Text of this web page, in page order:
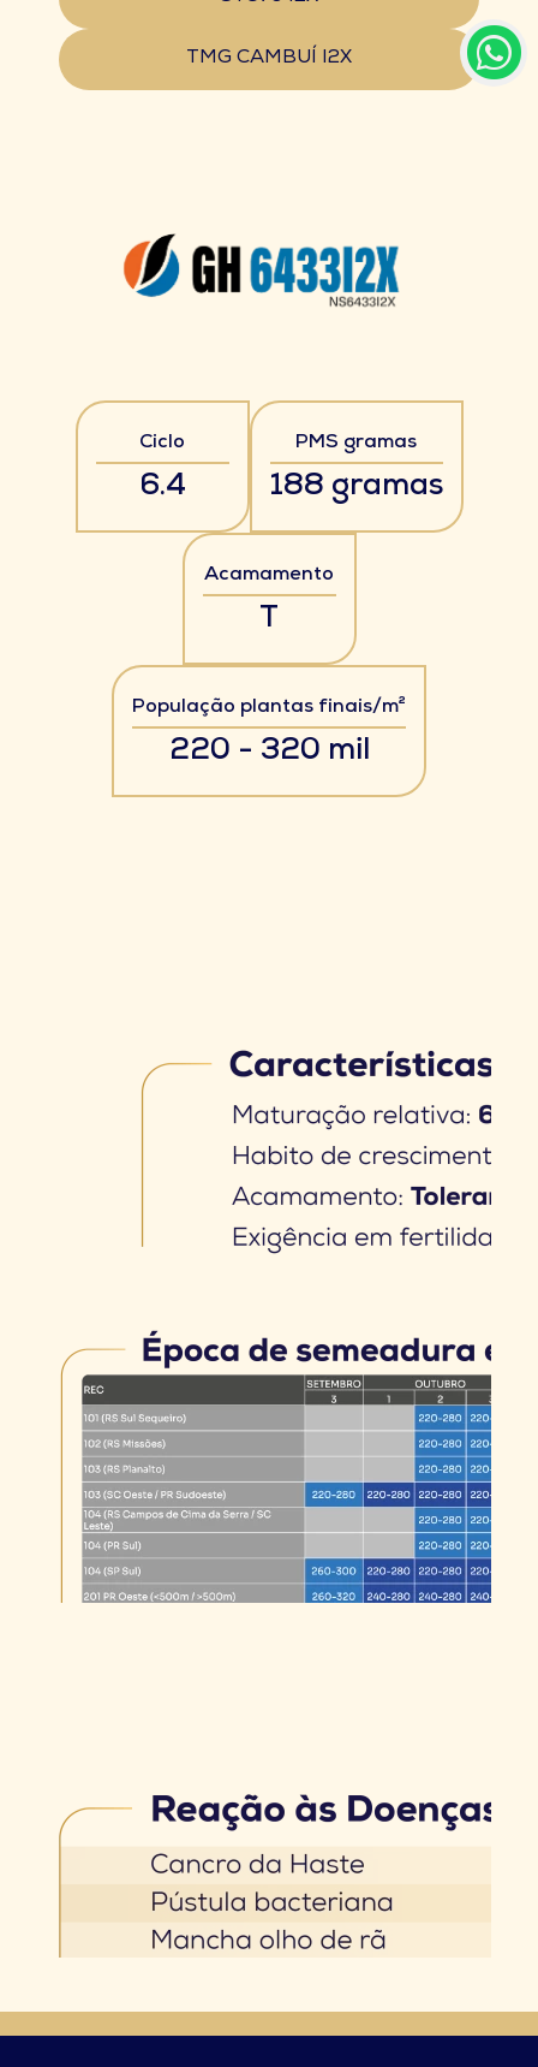
TMG CAMBUÍ I2X
Ciclo
6.4
PMS gramas
188 gramas
Acamamento
T
População plantas finais/m²
220 - 320 mil